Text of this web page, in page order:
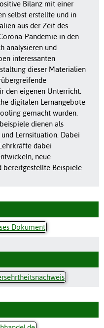
Bilanz mit einer
selbst erstellte und in
aus der Zeit des
Pandemie in den
analysieren und
interessanten
dieser Materialien
den eigenen Unterricht.
digitalen Lernangebote
gemacht wurden.
dienen als
Lernsituation. Dabei
dabei
neue
bereitgestellte Beispiele
Dokument